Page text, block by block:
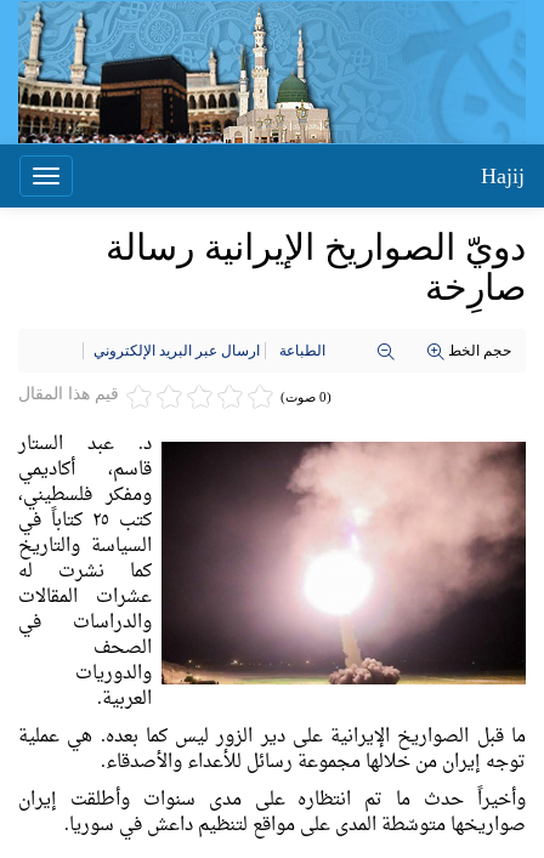
Toggle
Hajij
دويّ الصواريخ الإيرانية رسالة
صارِخة
حجم الخط الطباعة ارسال عبر البريد الإلكتروني
قيم هذا المقال (0 صوت)
د. عبد الستار
قاسم، أكاديمي
ومفكر فلسطيني،
كتب ٢٥ كتاباً في
السياسة والتاريخ
كما نشرت له
عشرات المقالات
والدراسات في
الصحف
والدوريات
العربية.
ما قبل الصواريخ الإيرانية على دير الزور ليس كما بعده. هي عملية
توجه إيران من خلالها مجموعة رسائل للأعداء والأصدقاء.
وأخيراً حدث ما تم انتظاره على مدى سنوات وأطلقت إيران
صواريخها متوسّطة المدى على مواقع لتنظيم داعش في سوريا.